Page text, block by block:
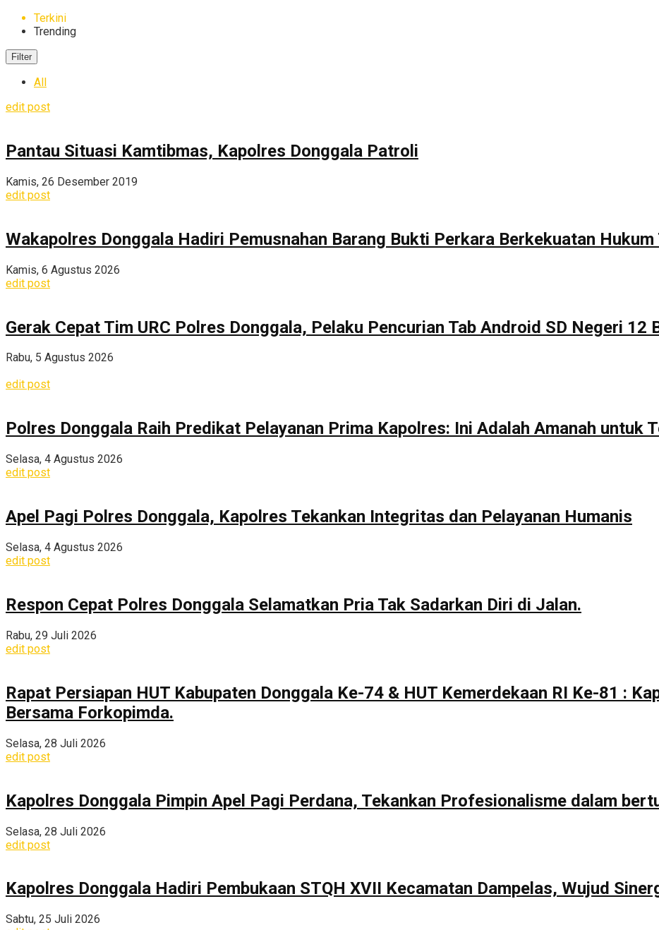
Terkini
Trending
Filter
All
edit post
Pantau Situasi Kamtibmas, Kapolres Donggala Patroli
Kamis, 26 Desember 2019
edit post
Wakapolres Donggala Hadiri Pemusnahan Barang Bukti Perkara Berkekuatan
Kamis, 6 Agustus 2026
edit post
Gerak Cepat Tim URC Polres Donggala, Pelaku Pencurian Tab Android SD Negeri 12
Rabu, 5 Agustus 2026
edit post
Polres Donggala Raih Predikat Pelayanan Prima Kapolres: Ini Adalah Amanah untuk
Selasa, 4 Agustus 2026
edit post
Apel Pagi Polres Donggala, Kapolres Tekankan Integritas dan Pelayanan Humanis
Selasa, 4 Agustus 2026
edit post
Respon Cepat Polres Donggala Selamatkan Pria Tak Sadarkan Diri di Jalan.
Rabu, 29 Juli 2026
edit post
Rapat Persiapan HUT Kabupaten Donggala Ke-74 & HUT Kemerdekaan RI Ke-81 :
Bersama Forkopimda.
Selasa, 28 Juli 2026
edit post
Kapolres Donggala Pimpin Apel Pagi Perdana, Tekankan Profesionalisme dalam
Selasa, 28 Juli 2026
edit post
Kapolres Donggala Hadiri Pembukaan STQH XVII Kecamatan Dampelas, Wujud
Sabtu, 25 Juli 2026